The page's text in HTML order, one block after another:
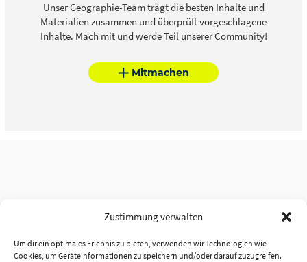
Zustimmung verwalten
Um dir ein optimales Erlebnis zu bieten, verwenden wir Technologien wie
Cookies, um Geräteinformationen zu speichern und/oder darauf zuzugreifen.
Unser Geographie-Team trägt die besten Inhalte und
Materialien zusammen und überprüft vorgeschlagene
Inhalte. Mach mit und werde Teil unserer Community!
Mitmachen